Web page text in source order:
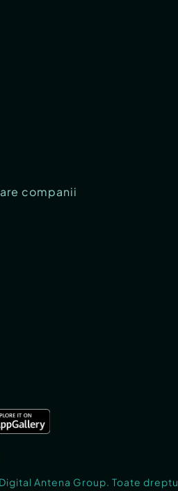
companii
Antena Group. Toate